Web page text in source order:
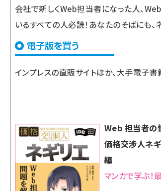
会社で新しくWeb担当者になった人、
いるすべての人必読！あなたのそばにも、
インプレスの直販サイトほか、大手電子書
Web 担当者の
価格交渉人ネ
編
マンガで学ぶ！